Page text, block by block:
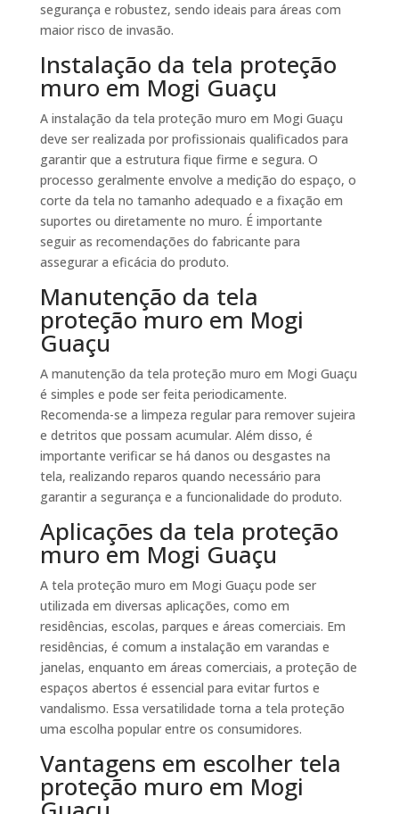
segurança e robustez, sendo ideais para áreas com
maior risco de invasão.
Instalação da tela proteção
muro em Mogi Guaçu
A instalação da tela proteção muro em Mogi Guaçu
deve ser realizada por profissionais qualificados para
garantir que a estrutura fique firme e segura. O
processo geralmente envolve a medição do espaço, o
corte da tela no tamanho adequado e a fixação em
suportes ou diretamente no muro. É importante
seguir as recomendações do fabricante para
assegurar a eficácia do produto.
Manutenção da tela
proteção muro em Mogi
Guaçu
A manutenção da tela proteção muro em Mogi Guaçu
é simples e pode ser feita periodicamente.
Recomenda-se a limpeza regular para remover sujeira
e detritos que possam acumular. Além disso, é
importante verificar se há danos ou desgastes na
tela, realizando reparos quando necessário para
garantir a segurança e a funcionalidade do produto.
Aplicações da tela proteção
muro em Mogi Guaçu
A tela proteção muro em Mogi Guaçu pode ser
utilizada em diversas aplicações, como em
residências, escolas, parques e áreas comerciais. Em
residências, é comum a instalação em varandas e
janelas, enquanto em áreas comerciais, a proteção de
espaços abertos é essencial para evitar furtos e
vandalismo. Essa versatilidade torna a tela proteção
uma escolha popular entre os consumidores.
Vantagens em escolher tela
proteção muro em Mogi